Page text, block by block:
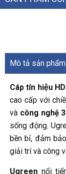
Mô tả sản phẩm
Cáp tín hiệu
cao cấp với
và công nghệ
sống động.
bền bỉ, đảm
giải trí và công
Ugreen nổi